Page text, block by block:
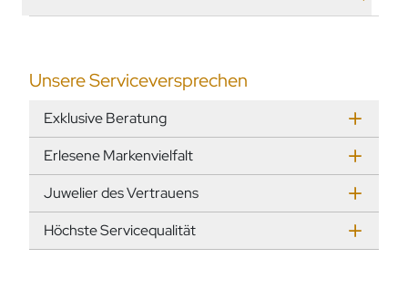
Unsere Serviceversprechen
Exklusive Beratung
Erlesene Markenvielfalt
Juwelier des Vertrauens
Höchste Servicequalität